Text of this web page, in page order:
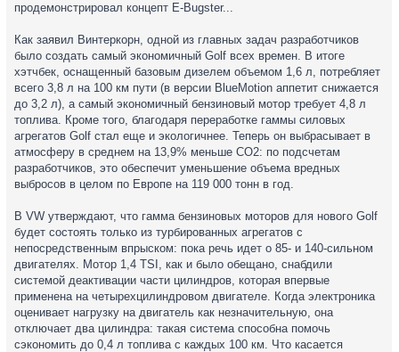
продемонстрировал концепт E-Bugster...
Как заявил Винтеркорн, одной из главных задач разработчиков
было создать самый экономичный Golf всех времен. В итоге
хэтчбек, оснащенный базовым дизелем объемом 1,6 л, потребляет
всего 3,8 л на 100 км пути (в версии BlueMotion аппетит снижается
до 3,2 л), а самый экономичный бензиновый мотор требует 4,8 л
топлива. Кроме того, благодаря переработке гаммы силовых
агрегатов Golf стал еще и экологичнее. Теперь он выбрасывает в
атмосферу в среднем на 13,9% меньше СО2: по подсчетам
разработчиков, это обеспечит уменьшение объема вредных
выбросов в целом по Европе на 119 000 тонн в год.
В VW утверждают, что гамма бензиновых моторов для нового Golf
будет состоять только из турбированных агрегатов с
непосредственным впрыском: пока речь идет о 85- и 140-сильном
двигателях. Мотор 1,4 TSI, как и было обещано, снабдили
системой деактивации части цилиндров, которая впервые
применена на четырехцилиндровом двигателе. Когда электроника
оценивает нагрузку на двигатель как незначительную, она
отключает два цилиндра: такая система способна помочь
сэкономить до 0,4 л топлива с каждых 100 км. Что касается